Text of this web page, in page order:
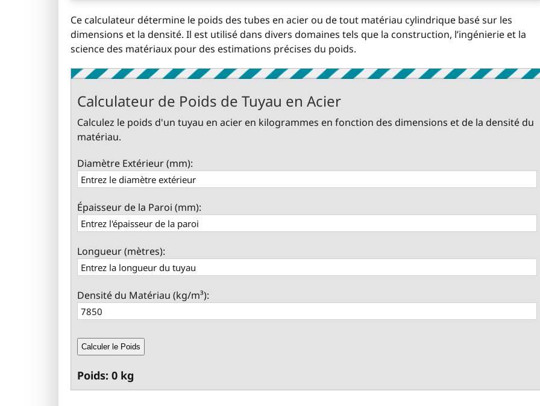
Ce calculateur détermine le poids des tubes en acier ou de tout matériau cylindrique basé sur les
dimensions et la densité. Il est utilisé dans divers domaines tels que la construction, l’ingénierie et la
science des matériaux pour des estimations précises du poids.
Calculateur de Poids de Tuyau en Acier
Calculez le poids d'un tuyau en acier en kilogrammes en fonction des dimensions et de la densité du
matériau.
Diamètre Extérieur (mm):
Épaisseur de la Paroi (mm):
Longueur (mètres):
Densité du Matériau (kg/m³):
Calculer le Poids
Poids: 0 kg